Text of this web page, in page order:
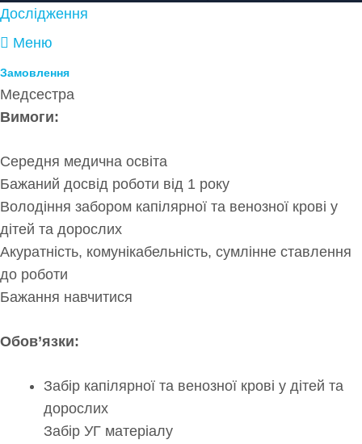
Дослідження
Меню
Замовлення
Медсестра
Вимоги:
Середня медична освіта
Бажаний досвід роботи від 1 року
Володіння забором капілярної та венозної крові у
дітей та дорослих
Акуратність, комунікабельність, сумлінне ставлення
до роботи
Бажання навчитися
Обов’язки:
Забір капілярної та венозної крові у дітей та
дорослих
Забір УГ матеріалу